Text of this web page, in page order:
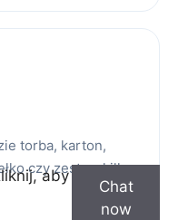
torba, karton,
czy zestaw kilku
aby
Chat
now